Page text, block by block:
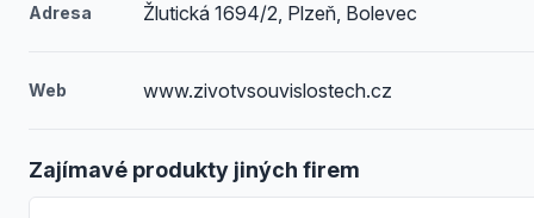
Adresa Žlutická 1694/2, Plzeň, Bolevec
Web www.zivotvsouvislostech.cz
Zajímavé produkty jiných firem